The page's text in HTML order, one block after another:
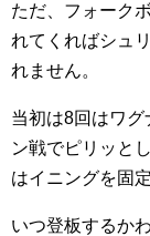
ただ、フォーク
れてくればシュ
れません。
当初は8回はワ
ン戦でピリッと
はイニングを固
いつ登板するか